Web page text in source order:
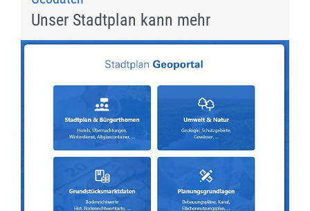
Unser Stadtplan kann mehr